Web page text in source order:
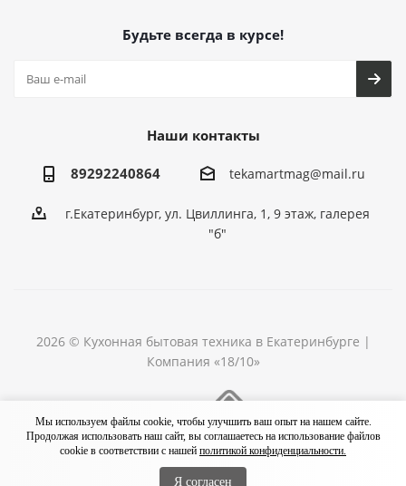
Будьте всегда в курсе!
Наши контакты
89292240864 tekamartmag@mail.ru
г.Екатеринбург, ул. Цвиллинга, 1, 9 этаж, галерея
"б"
2026 © Кухонная бытовая техника в Екатеринбурге |
Компания «18/10»
Мы используем файлы cookie, чтобы улучшить ваш опыт на нашем сайте.
Продолжая использовать наш сайт, вы соглашаетесь на использование файлов
cookie в соответствии с нашей политикой конфиденциальности.
Я согласен